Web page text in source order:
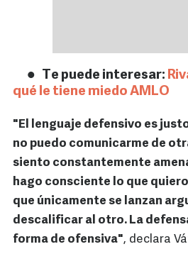
Te puede interesar:
qué le tiene miedo AMLO
"El lenguaje defensivo es
no puedo comunicarme de
siento constantemente
hago consciente lo que
que únicamente se lanzan
descalificar al otro. La
forma de ofensiva", declara